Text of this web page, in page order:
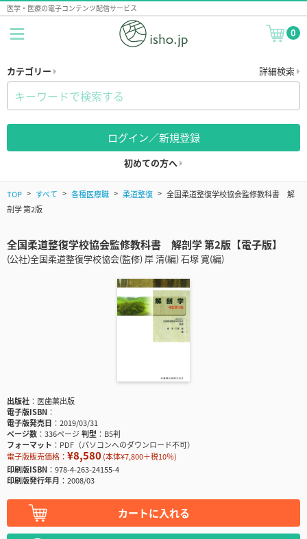
医学・医療の電子コンテンツ配信サービス
0
カテゴリー 詳細検索
ログイン／新規登録
初めての方へ
TOP すべて 各種医療職 柔道整復
全国柔道整復学校協会監修教科書 解
剖学 第2版
全国柔道整復学校協会監修教科書 解剖学 第2版【電子版】
(公社)全国柔道整復学校協会(監修) 岸 清(編) 石塚 寛(編)
出版社
医歯薬出版
電子版ISBN
電子版発売日
2019/03/31
ページ数
336ページ判型
B5判
フォーマット
PDF（パソコンへのダウンロード不可）
電子版販売価格： ¥8,580(本体¥7,800＋税10％)
印刷版ISBN
978-4-263-24155-4
印刷版発行年月
2008/03
カートに入れる